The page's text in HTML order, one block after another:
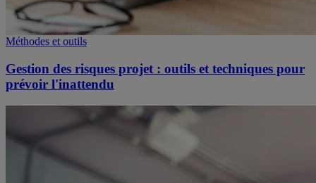
Méthodes et outils
Gestion des risques projet : outils et techniques pour
prévoir l'inattendu